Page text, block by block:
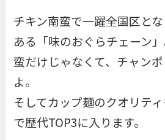
チキン南蛮で一躍全国区と
ある「味のおぐらチェーン
蛮だけじゃなくて、チャン
よ。
そしてカップ麺のクオリテ
で歴代TOP3に入ります。